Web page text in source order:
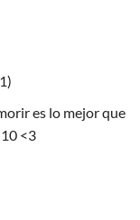
es lo mejor que
<3